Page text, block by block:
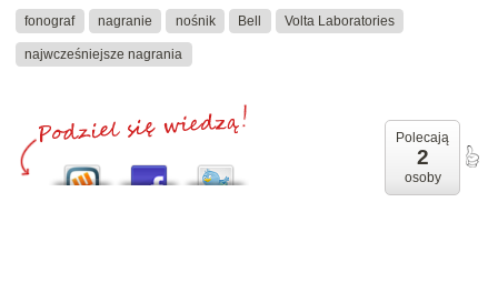
fonograf nagranie nośnik Bell Volta Laboratories
najwcześniejsze nagrania
Polecają
2
osoby